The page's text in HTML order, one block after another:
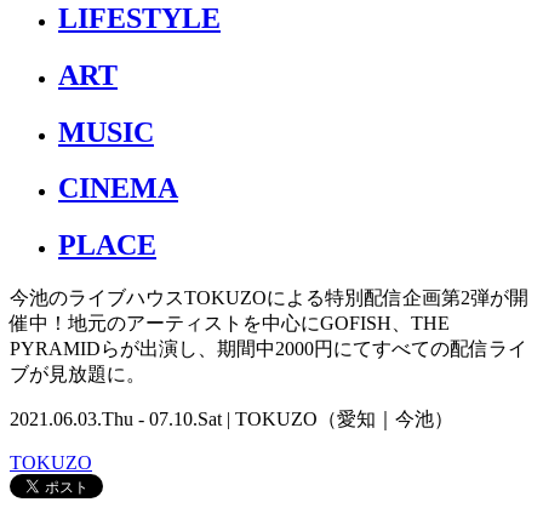
LIFESTYLE
ART
MUSIC
CINEMA
PLACE
今池のライブハウスTOKUZOによる特別配信企画第2弾が開
催中！地元のアーティストを中心にGOFISH、THE
PYRAMIDらが出演し、期間中2000円にてすべての配信ライ
ブが見放題に。
2021.06.03.Thu - 07.10.Sat | TOKUZO（愛知｜今池）
TOKUZO